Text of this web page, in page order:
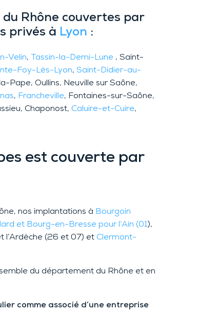
Rhône couvertes par
privés à Lyon :
Velin, Tassin-la-Demi-Lune , Saint-
Foy-Lès-Lyon, Saint-Didier-au-
Pape, Oullins, Neuville sur Saône,
, Francheville, Fontaines-sur-Saône,
Chaponost, Caluire-et-Cuire,
est couverte par
nos implantations à Bourgoin
et Bourg-en-Bresse pour l’Ain (01),
l’Ardèche (26 et 07) et Clermont-
du département du Rhône et en
comme associé d’une entreprise